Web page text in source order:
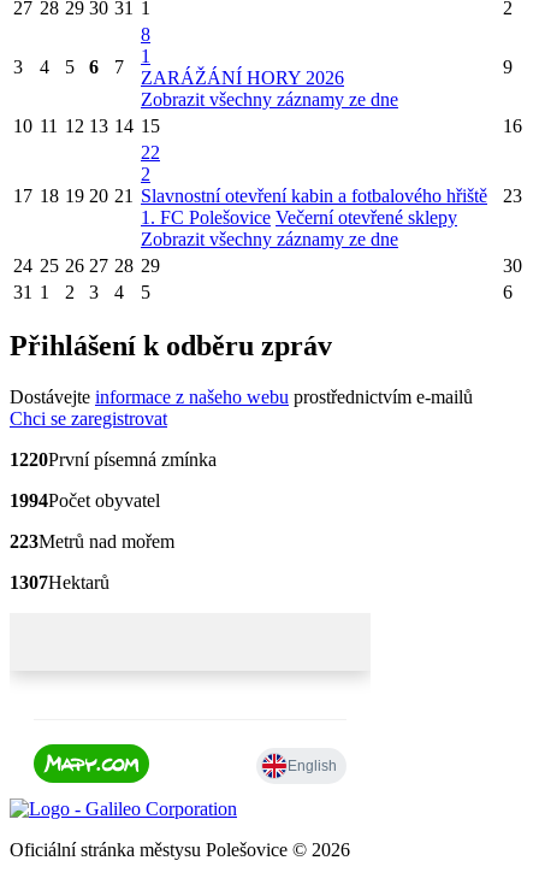
27 28 29 30 31 1 2
3 4 5 6 7
8
1
ZARÁŽÁNÍ HORY 2026
Zobrazit všechny záznamy ze dne
9
10 11 12 13 14 15 16
17 18 19 20 21
22
2
Slavnostní otevření kabin a fotbalového hřiště
1. FC Polešovice Večerní otevřené sklepy
Zobrazit všechny záznamy ze dne
23
24 25 26 27 28 29
30
31 1 2 3 4 5 6
Přihlášení k odběru zpráv
Dostávejte informace z našeho webu prostřednictvím e-mailů
Chci se zaregistrovat
1220První písemná zmínka
1994Počet obyvatel
223Metrů nad mořem
1307Hektarů
Oficiální stránka městysu Polešovice © 2026